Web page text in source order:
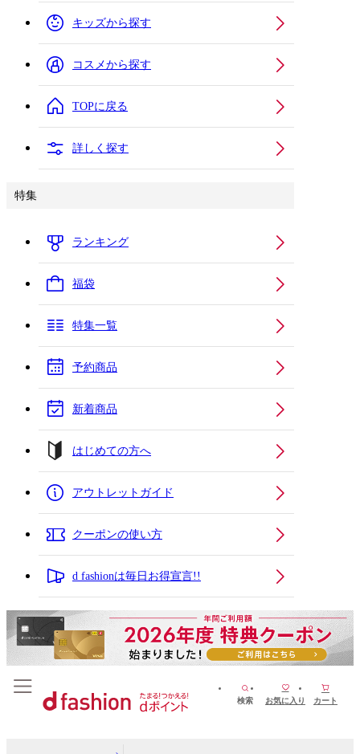
キッズから探す
コスメから探す
TOPに戻る
詳しく探す
特集
ランキング
福袋
特集一覧
予約商品
新着商品
はじめての方へ
アウトレットガイド
クーポンの使い方
d fashionは毎日お得宣言!!
検索 お気に入り カート